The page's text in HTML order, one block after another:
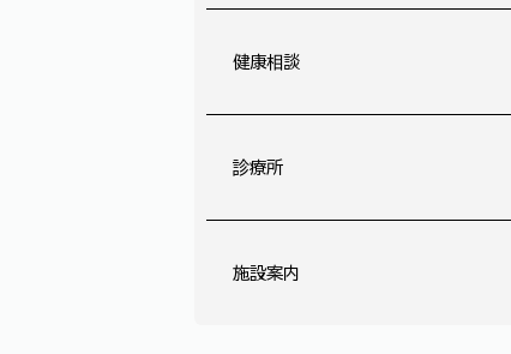
健康相談
診療所
施設案内